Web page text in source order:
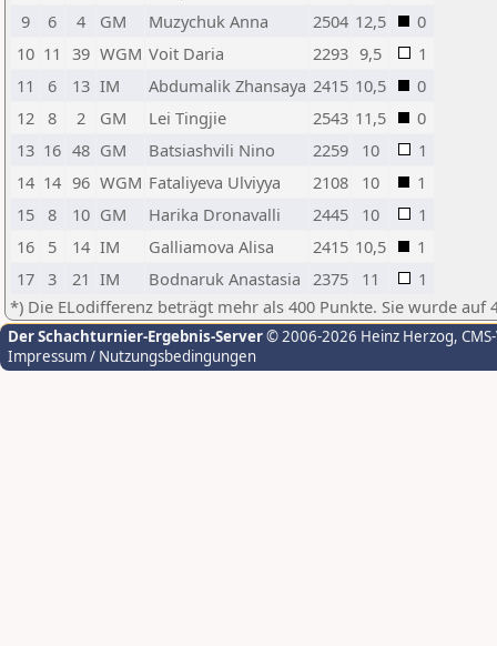
9
6 4 GM Muzychuk Anna 2504 12,5
0
10 11 39 WGM Voit Daria 2293 9,5
1
11
6 13 IM Abdumalik Zhansaya 2415 10,5
0
12
8 2 GM Lei Tingjie 2543 11,5
0
13 16 48 GM Batsiashvili Nino 2259 10
1
14 14 96 WGM Fataliyeva Ulviyya 2108 10
1
15
8 10 GM Harika Dronavalli 2445 10
1
16
5 14 IM Galliamova Alisa 2415 10,5
1
17
3 21 IM Bodnaruk Anastasia 2375 11
1
*) Die ELodifferenz beträgt mehr als 400 Punkte. Sie wurde auf
Der Schachturnier-Ergebnis-Server© 2006-2026 Heinz Herzog,
Impressum / Nutzungsbedingungen